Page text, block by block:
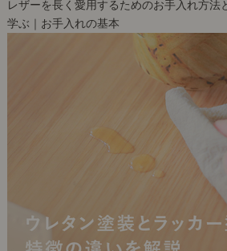
レザーを長く愛用するためのお手入れ方法
学ぶ｜お手入れの基本